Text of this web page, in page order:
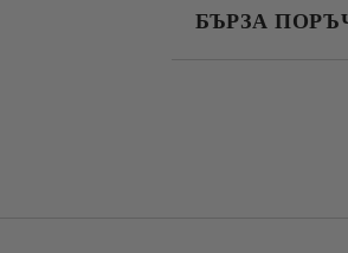
БЪРЗА